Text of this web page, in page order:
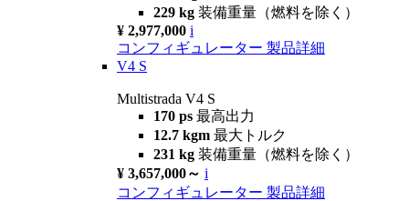
229 kg 装備重量（燃料を除く）
¥ 2,977,000 i
コンフィギュレーター 製品詳細
V4 S
Multistrada V4 S
170 ps 最高出力
12.7 kgm 最大トルク
231 kg 装備重量（燃料を除く）
¥ 3,657,000～ i
コンフィギュレーター 製品詳細